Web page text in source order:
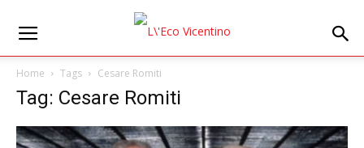
Home Tags Cesare Romiti
Tag: Cesare Romiti